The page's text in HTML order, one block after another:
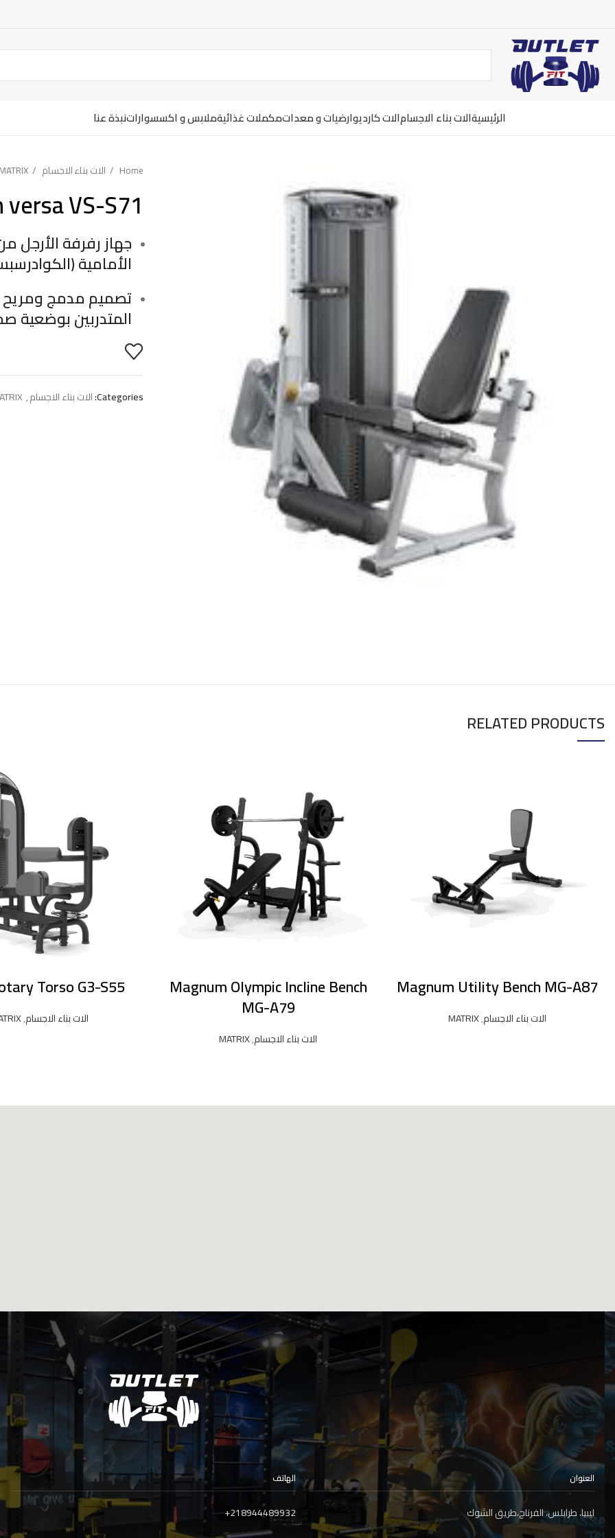
الرئيسيةالات بناء الاجسامالات كارديوارضيات و معداتمكملات غذائيةملابس و اكسسواراتنبذة عنا
Home الات بناء الاجسام MATRIX
VS-S71
الأمامية
تصميم مدمج ومريح
المتدربين بوضعية
Categories: الات بناء الاجسام,
RELATED PRODUCTS
Magnum Utility Bench MG-A87
الات بناء الاجسام,
MATRIX
Magnum Olympic Incline Bench
MG-A79
الات بناء الاجسام,
MATRIX
Torso G3-S55
الات بناء الاجسام,
العنوان
ليبيا، طرابلس، الفرناج،طريق الشوك
الهاتف
218944489932
+